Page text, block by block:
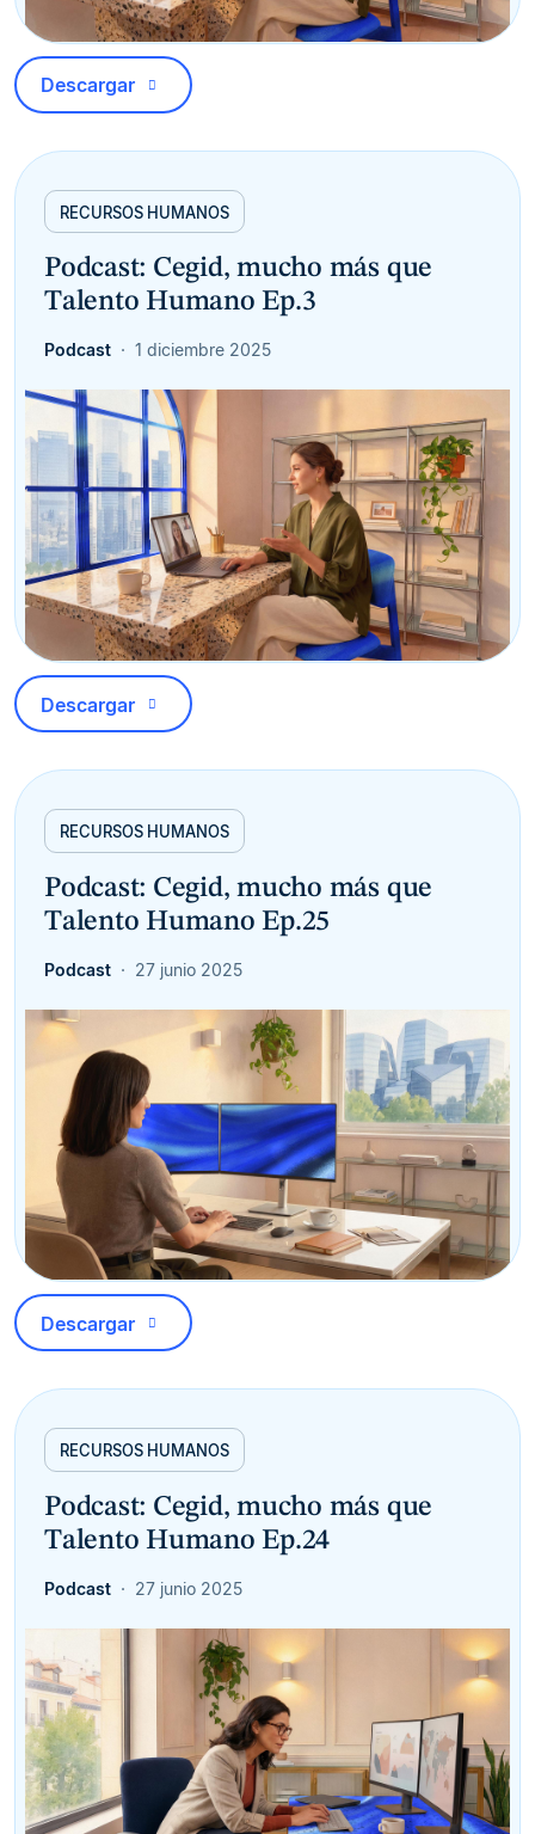
Descargar
RECURSOS HUMANOS
Podcast: Cegid, mucho más que
Talento Humano Ep.3
Podcast 1 diciembre 2025
Descargar
RECURSOS HUMANOS
Podcast: Cegid, mucho más que
Talento Humano Ep.25
Podcast 27 junio 2025
Descargar
RECURSOS HUMANOS
Podcast: Cegid, mucho más que
Talento Humano Ep.24
Podcast 27 junio 2025